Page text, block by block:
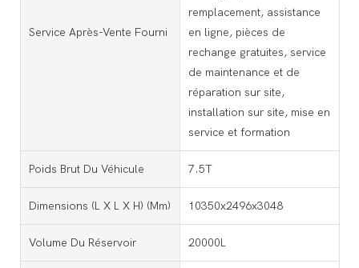
Service Après-Vente Fourni
remplacement, assistance
en ligne, pièces de
rechange gratuites, service
de maintenance et de
réparation sur site,
installation sur site, mise en
service et formation
Poids Brut Du Véhicule 7.5T
Dimensions (L X L X H) (mm) 10350x2496x3048
Volume Du Réservoir 20000L